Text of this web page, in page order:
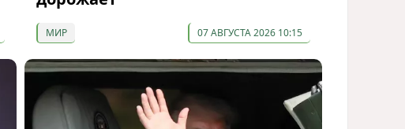
МИР 07 АВГУСТА 2026 10:15